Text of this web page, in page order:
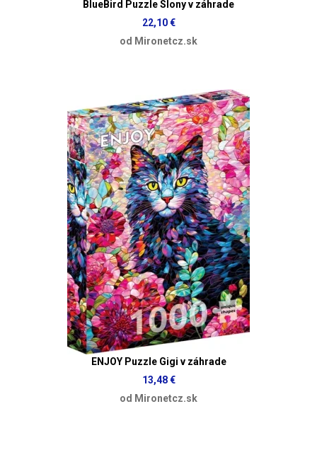
BlueBird Puzzle Slony v záhrade
22,10 €
od Mironetcz.sk
ENJOY Puzzle Gigi v záhrade
13,48 €
od Mironetcz.sk